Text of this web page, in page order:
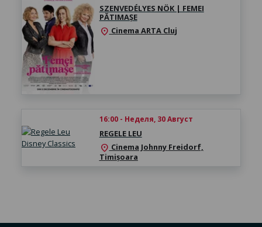
SZENVEDÉLYES NÖK | FEMEI
PĂTIMAȘE
location_on Cinema ARTA Cluj
16:00 - Неделя, 30 Август
REGELE LEU
location_on Cinema Johnny Freidorf,
Timișoara